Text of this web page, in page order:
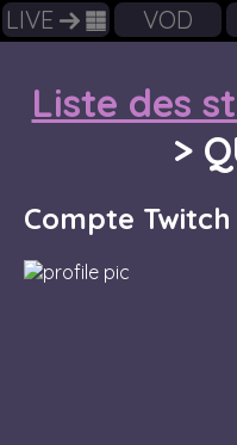
LIVE VOD
Liste des
>
Compte Twitch